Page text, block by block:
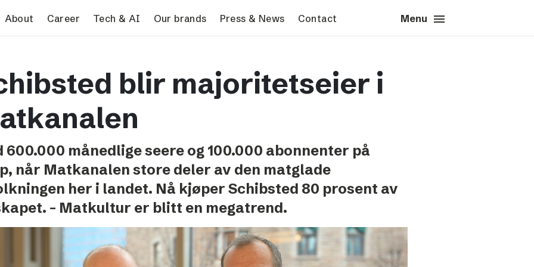
About Career Tech & AI Our brands Press & News Contact Menu menu
search Close close
Responsible AI
Media
VG
TV4
Svenska Dagbladet
MTV
Bergens Tidende
E24
Stavanger Aftenblad
Press images
Press contact
Headquarters
blir majoritetseier i
600.000 månedlige seere og 100.000 abonnenter på
når Matkanalen store deler av den matglade
her i landet. Nå kjøper Schibsted 80 prosent av
– Matkultur er blitt en megatrend.